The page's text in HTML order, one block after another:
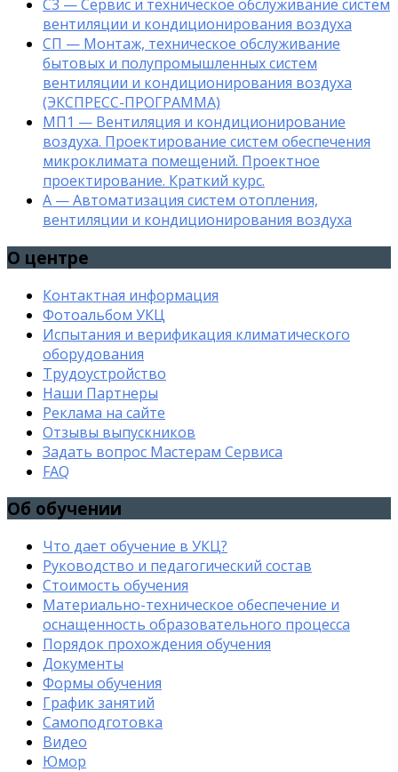
С3 — Сервис и техническое обслуживание систем
вентиляции и кондиционирования воздуха
СП — Монтаж, техническое обслуживание
бытовых и полупромышленных систем
вентиляции и кондиционирования воздуха
(ЭКСПРЕСС-ПРОГРАММА)
МП1 — Вентиляция и кондиционирование
воздуха. Проектирование систем обеспечения
микроклимата помещений. Проектное
проектирование. Краткий курс.
А — Автоматизация систем отопления,
вентиляции и кондиционирования воздуха
О центре
Контактная информация
Фотоальбом УКЦ
Испытания и верификация климатического
оборудования
Трудоустройство
Наши Партнеры
Реклама на сайте
Отзывы выпускников
Задать вопрос Мастерам Сервиса
FAQ
Об обучении
Что дает обучение в УКЦ?
Руководство и педагогический состав
Стоимость обучения
Материально-техническое обеспечение и
оснащенность образовательного процесса
Порядок прохождения обучения
Документы
Формы обучения
График занятий
Самоподготовка
Видео
Юмор